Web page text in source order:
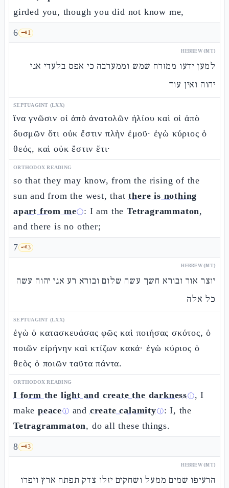
girded you, though you did not know me,
6 🗝️1
HEBREW (MT)
למען ידעו ממזרח שמש וממערבה כי אפס בלעדי אני
יהוה ואין עוד
SEPTUAGINT (LXX)
ἵνα γνῶσιν οἱ ἀπὸ ἀνατολῶν ἡλίου καὶ οἱ ἀπὸ
δυσμῶν ὅτι οὐκ ἔστιν πλὴν ἐμοῦ· ἐγὼ κύριος ὁ
θεός, καὶ οὐκ ἔστιν ἔτι·
ORTHODOX READING
so that they may know, from the rising of the
sun and from the west, thatthere is nothing
apart from meⓘ: I am theTetragrammaton,
and there is no other;
7 🗝️3
HEBREW (MT)
יוצר אור ובורא חשך עשה שלום ובורא רע אני יהוה עשה
כל אלה
SEPTUAGINT (LXX)
ἐγὼ ὁ κατασκευάσας φῶς καὶ ποιήσας σκότος, ὁ
ποιῶν εἰρήνην καὶ κτίζων κακά· ἐγὼ κύριος ὁ
θεὸς ὁ ποιῶν ταῦτα πάντα.
ORTHODOX READING
I form the light and create the darknessⓘ, I
make peaceⓘ and create calamityⓘ: I, the
Tetragrammaton, do all these things.
8 🗝️3
HEBREW (MT)
הרעיפו שמים ממעל ושחקים יזלו צדק תפתח ארץ ויפרו